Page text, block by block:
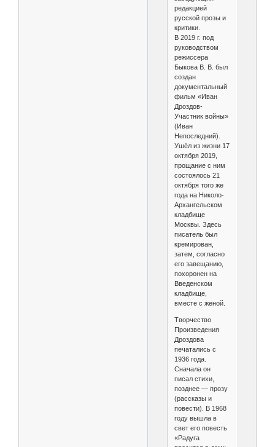
редакцией
русской прозы и
критики.
В 2019 г. под
руководством
режиссера
Быкова В. В. был
создан
документальный
фильм «Иван
Дроздов-
Участник войны»
(Иван
Непоследний).
Ушёл из жизни 17
октября 2019,
прощание с ним
состоялось 21
октября того же
года на Николо-
Архангельском
кладбище
Москвы. Здесь
писатель был
кремирован,
затем, согласно
его завещанию,
похоронен на
Введенском
кладбище,
вместе с женой.
Творчество
Произведения
Дроздова
печатались с
1936 года.
Сначала он
писал стихи,
позднее — прозу
(рассказы и
повести). В 1968
году вышла в
свет его повесть
«Радуга